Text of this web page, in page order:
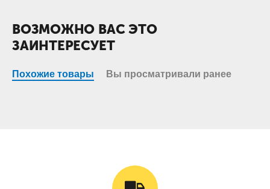
ВОЗМОЖНО ВАС ЭТО
ЗАИНТЕРЕСУЕТ
Похожие товары Вы просматривали ранее